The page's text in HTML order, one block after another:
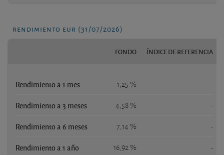
rendimiento eur (31/07/2026)
FONDO ÍNDICE DE REFERENCIA
Rendimiento a 1 mes -1,25 % -
Rendimiento a 3 meses 4,58 % -
Rendimiento a 6 meses 7,14 % -
Rendimiento a 1 año 16,92 % -